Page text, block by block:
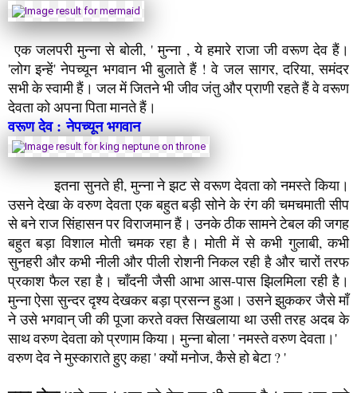
इतना सुनते ही, मुन्ना ने झट से वरूण देवता को नमस्ते किया।
उसने देखा के वरुण देवता एक बहुत बड़ी सोने के रंग की चमचमाती सीप
से बने राज सिंहासन पर विराजमान हैं। उनके ठीक सामने टेबल की जगह
बहुत बड़ा विशाल मोती चमक रहा है। मोती में से कभी गुलाबी, कभी
सुनहरी और कभी नीली और पीली रोशनी निकल रही है और चारों तरफ
प्रकाश फैल रहा है। चाँदनी जैसी आभा आस-पास झिलमिला रही है।
मुन्ना ऐसा सुन्दर दृश्य देखकर बड़ा प्रसन्न हुआ। उसने झुककर जैसे माँ
ने उसे भगवान् जी की पूजा करते वक्त सिखलाया था उसी तरह अदब के
साथ वरुण देवता को प्रणाम किया। मुन्ना बोला ' नमस्ते वरुण देवता।'
वरुण देव ने मुस्काराते हुए कहा ' क्यों मनोज, कैसे हो बेटा ? '
मुन्ना बोला'अरे वाह ! आप को मेरा नाम भी मालूम है ! क्या आप मुझे
पहचानते हो अंकल ?
वरूण देवने कहा, ' मुन्ना हम तुम्हें अच्छी तरह पहचानते हैं और हमे ये भी
पता है कि तुम बड़े स्मार्ट हो ! अच्छे लडके हो। हम और भी कई सारी बातें
जानते हैं। पर तुम बताओ, आज हमारी नगरी में कैसे आना हुआ?'
मुन्ना बोला' वरुण देवता जी ! मैं नहीं जानता, मैं यहाँ कैसे आ गया ! मैं तो
सो रहा था, सच्ची ..और आँखें झपकते ही न, पता नहीं कैसे, मैं यहाँ आ